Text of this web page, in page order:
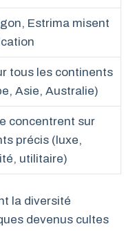
Estrima misent
tous les continents
Asie, Australie)
concentrent sur
précis (luxe,
utilitaire)
la diversité
devenus cultes